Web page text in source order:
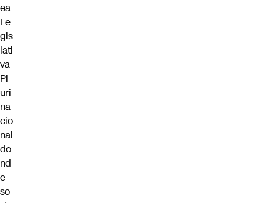
ea
Le
gis
lati
va
Pl
uri
na
cio
nal
do
nd
e
so